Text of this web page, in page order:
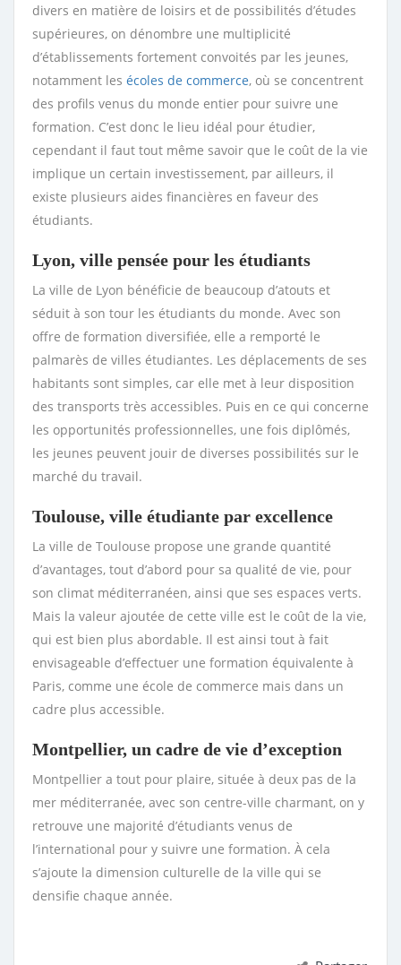
divers en matière de loisirs et de possibilités d’études
supérieures, on dénombre une multiplicité
d’établissements fortement convoités par les jeunes,
notamment les écoles de commerce, où se concentrent
des profils venus du monde entier pour suivre une
formation. C’est donc le lieu idéal pour étudier,
cependant il faut tout même savoir que le coût de la vie
implique un certain investissement, par ailleurs, il
existe plusieurs aides financières en faveur des
étudiants.
Lyon, ville pensée pour les étudiants
La ville de Lyon bénéficie de beaucoup d’atouts et
séduit à son tour les étudiants du monde. Avec son
offre de formation diversifiée, elle a remporté le
palmarès de villes étudiantes. Les déplacements de ses
habitants sont simples, car elle met à leur disposition
des transports très accessibles. Puis en ce qui concerne
les opportunités professionnelles, une fois diplômés,
les jeunes peuvent jouir de diverses possibilités sur le
marché du travail.
Toulouse, ville étudiante par excellence
La ville de Toulouse propose une grande quantité
d’avantages, tout d’abord pour sa qualité de vie, pour
son climat méditerranéen, ainsi que ses espaces verts.
Mais la valeur ajoutée de cette ville est le coût de la vie,
qui est bien plus abordable. Il est ainsi tout à fait
envisageable d’effectuer une formation équivalente à
Paris, comme une école de commerce mais dans un
cadre plus accessible.
Montpellier, un cadre de vie d’exception
Montpellier a tout pour plaire, située à deux pas de la
mer méditerranée, avec son centre-ville charmant, on y
retrouve une majorité d’étudiants venus de
l’international pour y suivre une formation. À cela
s’ajoute la dimension culturelle de la ville qui se
densifie chaque année.